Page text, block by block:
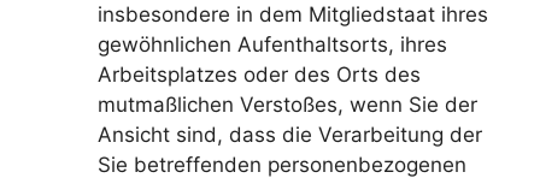
insbesondere in dem Mitgliedstaat ihres
gewöhnlichen Aufenthaltsorts, ihres
Arbeitsplatzes oder des Orts des
mutmaßlichen Verstoßes, wenn Sie der
Ansicht sind, dass die Verarbeitung der
Sie betreffenden personenbezogenen